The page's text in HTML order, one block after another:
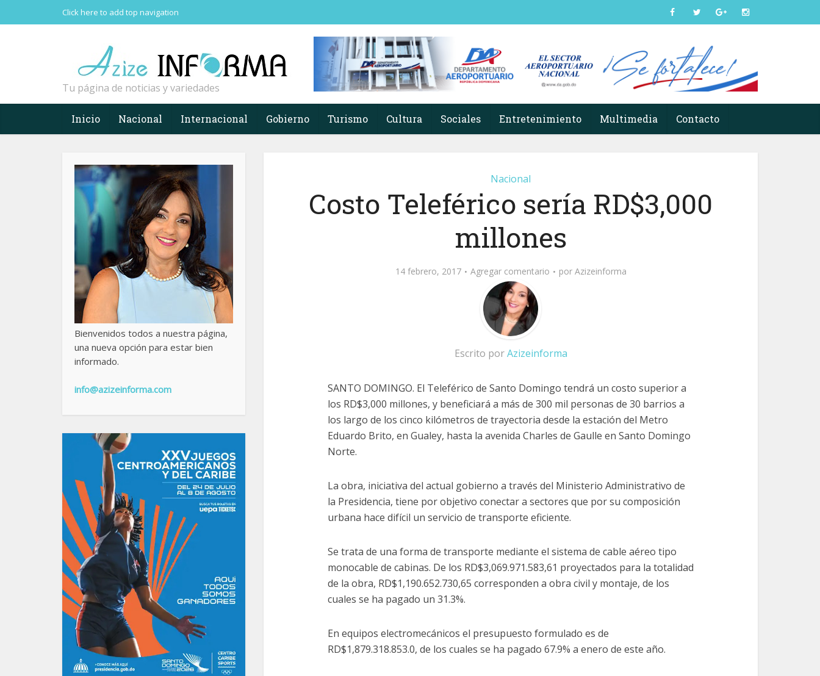
Click here to add top navigation
Tu página de noticias y variedades
Inicio Nacional Internacional Gobierno Turismo Cultura Sociales Entretenimiento Multimedia Contacto
Bienvenidos todos a nuestra página,
una nueva opción para estar bien
informado.
info@azizeinforma.com
Nacional
Costo Teleférico sería RD$3,000
millones
14 febrero, 2017 Agregar comentario por Azizeinforma
Escrito porAzizeinforma
SANTO DOMINGO. El Teleférico de Santo Domingo tendrá un costo superior a
los RD$3,000 millones, y beneficiará a más de 300 mil personas de 30 barrios a
los largo de los cinco kilómetros de trayectoria desde la estación del Metro
Eduardo Brito, en Gualey, hasta la avenida Charles de Gaulle en Santo Domingo
Norte.
La obra, iniciativa del actual gobierno a través del Ministerio Administrativo de
la Presidencia, tiene por objetivo conectar a sectores que por su composición
urbana hace difícil un servicio de transporte eficiente.
Se trata de una forma de transporte mediante el sistema de cable aéreo tipo
monocable de cabinas. De los RD$3,069.971.583,61 proyectados para la totalidad
de la obra, RD$1,190.652.730,65 corresponden a obra civil y montaje, de los
cuales se ha pagado un 31.3%.
En equipos electromecánicos el presupuesto formulado es de
RD$1,879.318.853.0, de los cuales se ha pagado 67.9% a enero de este año.